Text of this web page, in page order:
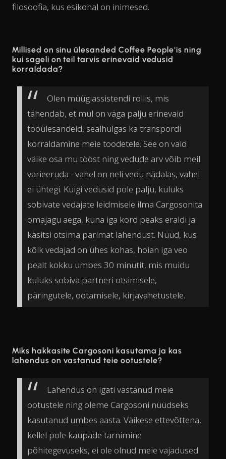
filosoofia, kus esikohal on inimesed.
Millised on sinu ülesanded Coffee People'is ning
kui sageli on teil tarvis erinevaid vedusid
korraldada?
Olen müügiassistendi rollis, mis
tähendab, et mul on väga palju erinevaid
tööülesandeid, sealhulgas ka transpordi
korraldamine meie toodetele. See on vaid
väike osa mu tööst ning vedude arv võib meil
varieeruda - vahel on neli vedu nädalas, vahel
ei ühtegi. Kuigi vedusid pole palju, kuluks
sobivate vedajate leidmisele ilma Cargosonita
omajagu aega, kuna iga kord peaks eraldi ja
käsitsi otsima parimat lahendust. Nüüd, kus
kõik vedajad on ühes kohas, hoian iga veo
pealt kokku umbes 30 minutit, mis muidu
kuluks sobiva partneri otsimisele,
päringutele, ootamisele, kirjavahetustele.
Miks hakkasite Cargosoni kasutama ja kas
lahendus on vastanud teie ootustele?
Lahendus on igati vastanud meie
ootustele ning oleme Cargosoni nüüdseks
kasutanud umbes aasta. Väikese ettevõttena,
kellel pole kaupade tarnimine
põhitegevuseks, ei ole olnud meie vajadused